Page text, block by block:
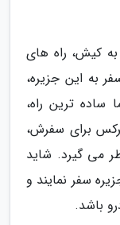
کیش، راه های
به این جزیره،
ساده ترین راه،
برای سفرش،
می گیرد. شاید
سفر نمایند و
باشد.